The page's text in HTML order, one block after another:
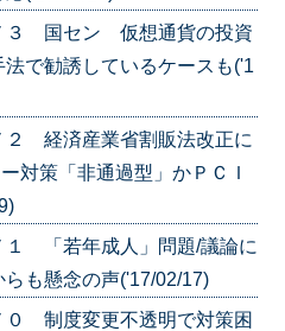
３ 国セン 仮想通貨の投資
で勧誘しているケースも('1
２ 経済産業省割販法改正に
対策「非通過型」かＰＣＩ
１ 「若年成人」問題/議論に
も懸念の声('17/02/17)
０ 制度変更不透明で対策困